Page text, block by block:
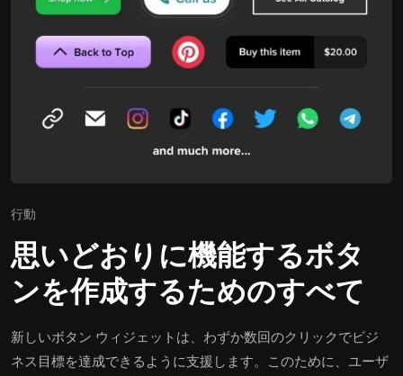
行動
思いどおりに機能するボタ
ンを作成するためのすべて
新しいボタン ウィジェットは、わずか数回のクリックでビジ
ネス目標を達成できるように支援します。このために、ユーザ